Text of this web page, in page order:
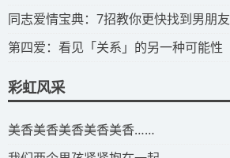
​同志爱情宝典：7招教你更快找到男朋友
​第四爱：看见「关系」的另一种可能性
彩虹风采
​美香美香美香美香美香……